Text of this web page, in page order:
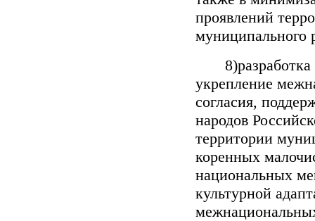
проявлений
муниципального
8)разработка
укрепление
согласия,
народов
территории
коренных
национальных
культурной